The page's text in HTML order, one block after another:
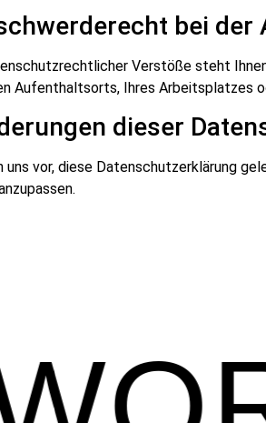
bei
Verstöße steht
Aufenthaltsorts, Ihres Arbeitsplatzes
dieser
uns vor, diese Datenschutzerklärung